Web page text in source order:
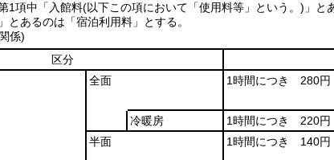
1項中「入館料(以下この項において「使用料等」という。) 」と
とあるのは「宿泊利用料」とする。
係)
区分
全面 1時間につき 280円
冷暖房
1時間につき 220円
半面
1時間につき 140円